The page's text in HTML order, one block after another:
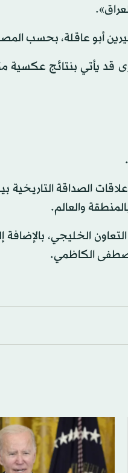
أبو عاقلة، بحسب
قد يأتي بنتائج عكسية
الصداقة التاريخية
والعالم.
الخليجي، بالإضافة
مصطفى الكاظمي.